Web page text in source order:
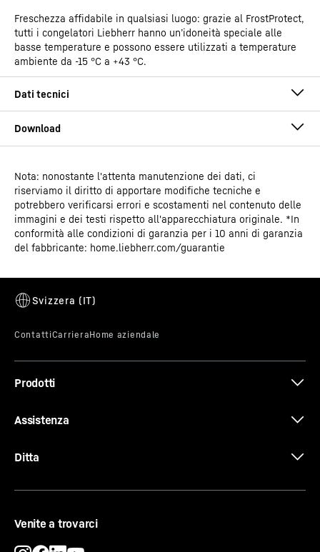
Freschezza affidabile in qualsiasi luogo: grazie al FrostProtect,
tutti i congelatori Liebherr hanno un’idoneità speciale alle
basse temperature e possono essere utilizzati a temperature
ambiente da -15 °C a +43 °C.
Gruppo di prodotti Congelatore orizzontale
GTIN 9550000035485
N. articolo per la vendita 997207451
Istruzioni per l’uso
Nota: nonostante l'attenta manutenzione dei dati, ci
riserviamo il diritto di apportare modifiche tecniche e
potrebbero verificarsi errori e scostamenti nel contenuto delle
immagini e dei testi rispetto all'apparecchiatura originale. *In
conformità alle condizioni di garanzia per i 10 anni di garanzia
del fabbricante: home.liebherr.com/guarantie
Prodotti
Assistenza
Ditta
Venite a trovarci